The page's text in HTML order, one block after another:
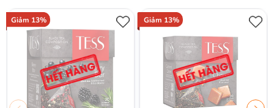
Giảm 13% Giảm 13%